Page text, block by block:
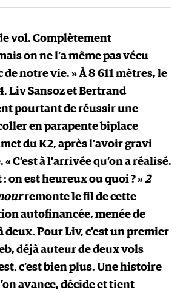
vol. Complètement
on ne l’a même pas vécu
notre vie. » À 8 611 mètres, le
Liv Sansoz et Bertrand
pourtant de réussir une
en parapente biplace
du K2, après l’avoir gravi
C’est à l’arrivée qu’on a réalisé.
: on est heureux ou quoi ? »2
remonte le fil de cette
autofinancée, menée de
deux. Pour Liv, c’est un premier
déjà auteur de deux vols
c’est bien plus. Une histoire
avance, décide et tient